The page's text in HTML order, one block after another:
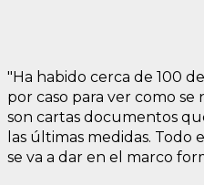
"Ha habido cerca de 100
por caso para ver como
son cartas documentos
las últimas medidas. Todo
se va a dar en el marco